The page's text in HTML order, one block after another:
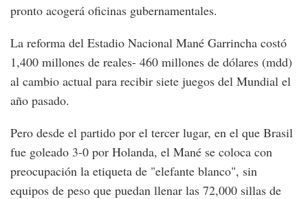
pronto acogerá oficinas gubernamentales.
La reforma del Estadio Nacional Mané Garrincha costó
1,400 millones de reales- 460 millones de dólares (mdd)
al cambio actual para recibir siete juegos del Mundial el
año pasado.
Pero desde el partido por el tercer lugar, en el que Brasil
fue goleado 3-0 por Holanda, el Mané se coloca con
preocupación la etiqueta de "elefante blanco", sin
equipos de peso que puedan llenar las 72,000 sillas de